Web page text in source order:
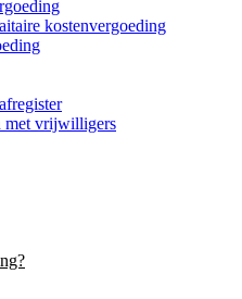
kostenvergoeding
met vrijwilligers